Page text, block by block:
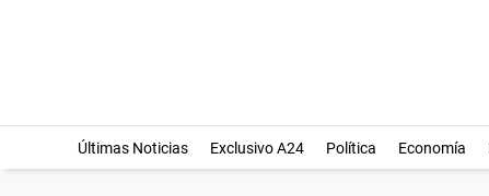
Últimas Noticias Exclusivo A24 Política Economía